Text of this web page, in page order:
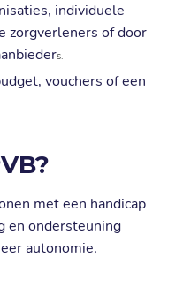
individuele
zorgverleners of door
s.
vouchers of een
met een handicap
en ondersteuning
autonomie,